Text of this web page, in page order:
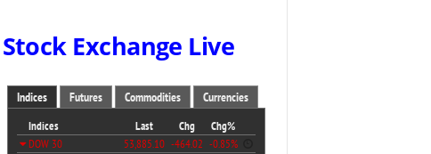
Stock Exchange Live